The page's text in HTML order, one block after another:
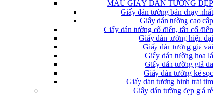
MẪU GIẤY DÁN TƯỜNG ĐẸP
Giấy dán tường bán chạy nhất
Giấy dán tường cao cấp
Giấy dán tường cổ điển, tân cổ điển
Giấy dán tường hiện đại
Giấy dán tường giả vải
Giấy dán tường hoa lá
Giấy dán tường giả da
Giấy dán tường kẻ sọc
Giấy dán tường hình trái tim
Giấy dán tường đẹp giá rẻ